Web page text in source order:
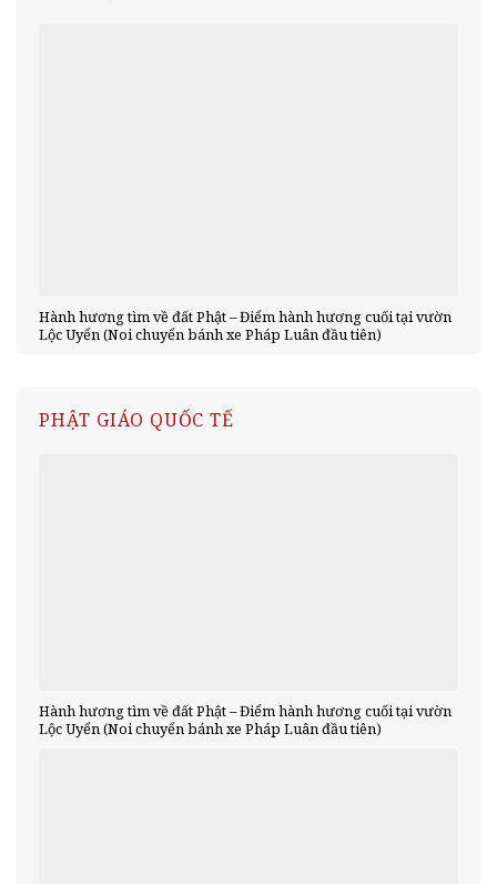
Hành hương tìm về đất Phật – Điểm hành hương cuối tại vườn
Lộc Uyển (Noi chuyển bánh xe Pháp Luân đầu tiên)
PHẬT GIÁO QUỐC TẾ
Hành hương tìm về đất Phật – Điểm hành hương cuối tại vườn
Lộc Uyển (Noi chuyển bánh xe Pháp Luân đầu tiên)